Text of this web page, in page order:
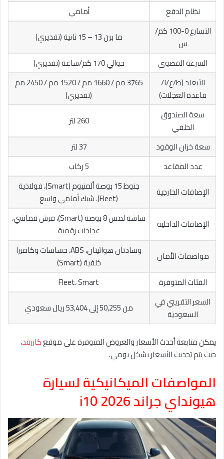
نظام الدفع
أمامي
التسارع 0-100 كم/
س
ما بين 13 – 15 ثانية (تقديري)
السرعة القصوى
حوالي 170 كم/ساعة (تقديري)
الأبعاد (ط/ع/ا/
قاعدة العجلات)
3765 مم / 1660 مم / 1520 مم / 2450 مم
(تقديري)
سعة الصندوق
الخلفي
260 لتر
سعة خزان الوقود
37 لتر
عدد المقاعد
5 ركاب
الإضافات الخارجية
جنوط 15 بوصة ألمنيوم (Smart)، فولاذية
(Fleet)، شبك أمامي واسع
الإضافات الداخلية
شاشة لمس 8 بوصة (Smart)، فرش قماشي،
عدادات رقمية
مواصفات الأمان
وسادتان هوائيتان، ABS، حساسات وكاميرا
خلفية (Smart)
الفئات المتوفرة
Fleet، Smart
السعر التقريبي في
السعودية
من 50,255 إلى 53,404 ريال سعودي
يمكن متابعة أحدث الأسعار والعروض المتوفرة على موقعكارزفد،
حيث يتم تحديث الأسعار بشكل يومي.
المواصفات الميكانيكية لسيارة
هيونداي جراند i10 2026